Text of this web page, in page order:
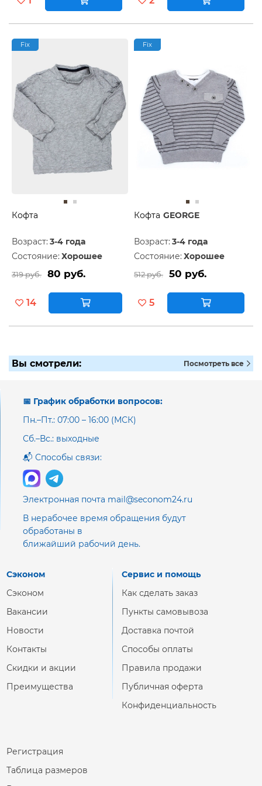
Fix
Кофта
Возраст: 3-4 года
Состояние: Хорошее
319 руб. 80 руб.
14
Fix
Кофта GEORGE
Возраст: 3-4 года
Состояние: Хорошее
512 руб. 50 руб.
5
Вы смотрели: Посмотреть все
📅 График обработки вопросов:
Пн.–Пт.: 07:00 – 16:00 (МСК)
Сб.–Вс.: выходные
📬 Способы связи:
Электронная почта mail@seconom24.ru
В нерабочее время обращения будут
обработаны в
ближайший рабочий день.
Сэконом
Сэконом
Вакансии
Новости
Контакты
Скидки и акции
Преимущества
Сервис и помощь
Как сделать заказ
Пункты самовывоза
Доставка почтой
Способы оплаты
Правила продажи
Публичная оферта
Конфиденциальность
Регистрация
Таблица размеров